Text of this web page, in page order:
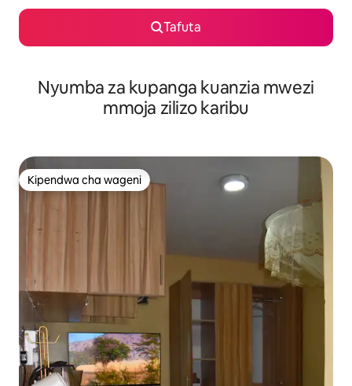
Tafuta
Nyumba za kupanga kuanzia mwezi
mmoja zilizo karibu
Kipendwa cha wageni
Kipendwa cha wageni